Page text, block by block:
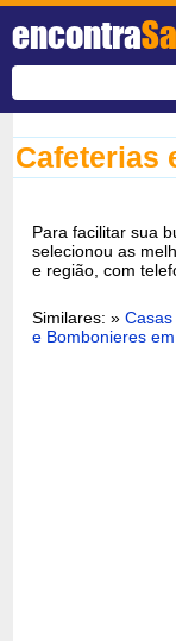
encontra
Cafeterias
Para facilitar sua
selecionou as
e região, com
Similares: »
e Bombonieres